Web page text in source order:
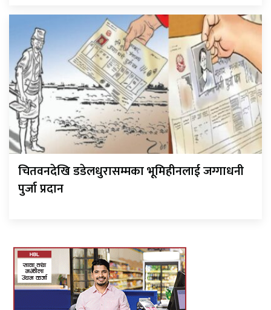
चितवनदेखि डडेलधुरासम्मका भूमिहीनलाई जग्गाधनी
पुर्जा प्रदान